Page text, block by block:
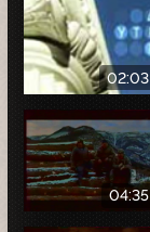
02:03
04:35